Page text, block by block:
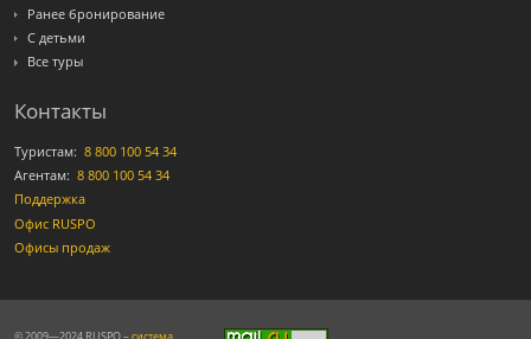
Ранее бронирование
С детьми
Все туры
Контакты
Туристам: 8 800 100 54 34
Агентам: 8 800 100 54 34
Поддержка
Офис RUSPO
Офисы продаж
© 2009—2024 RUSPO – система